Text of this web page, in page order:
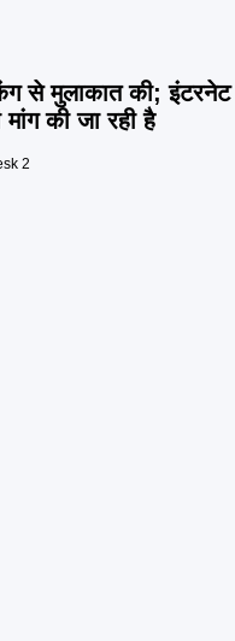
से मुलाकात की; इंटरनेट
की जा रही है
2